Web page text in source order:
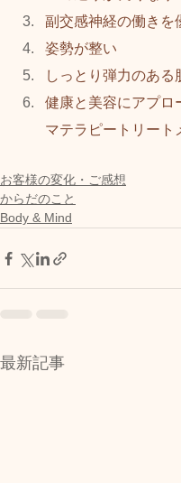
副交感神経の働きを
姿勢が整い
しっとり弾力のある
健康と美容にアプロ
マテラピートリート
お客様の変化・ご感想
からだのこと
Body & Mind
最新記事